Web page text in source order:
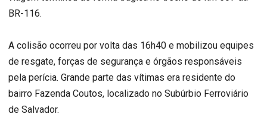
BR-116.
A colisão ocorreu por volta das 16h40 e mobilizou equipes
de resgate, forças de segurança e órgãos responsáveis
pela perícia. Grande parte das vítimas era residente do
bairro Fazenda Coutos, localizado no Subúrbio Ferroviário
de Salvador.